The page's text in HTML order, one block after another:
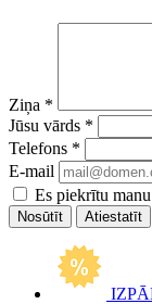
Ziņa *
Jūsu vārds *
Telefons *
E-mail
Es piekrītu manu
Atiestatīt